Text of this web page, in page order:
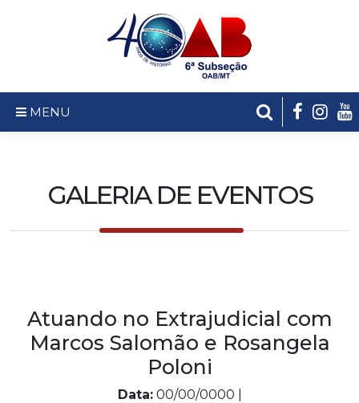
MENU
GALERIA DE EVENTOS
Atuando no Extrajudicial com
Marcos Salomão e Rosangela
Poloni
Data:00/00/0000 |